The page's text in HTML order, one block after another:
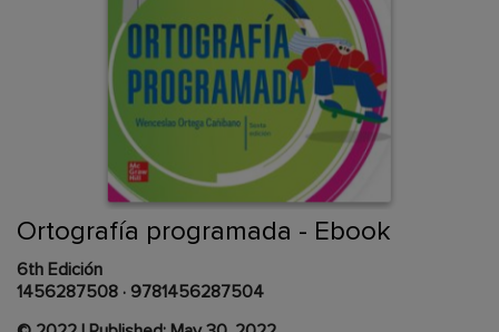
of
the
images
gallery
Content Area
Ortografía programada - Ebook
6th Edición
1456287508 · 9781456287504